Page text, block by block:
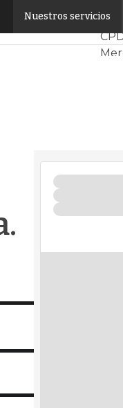
Nuestros servicios
Guía completa